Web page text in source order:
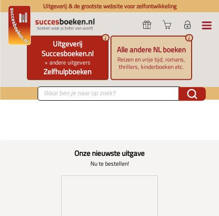
Uitgeverij & de grootste website voor zelfontwikkeling
Uitgeverij
Succesboeken.nl
+ andere uitgevers
Zelfhulpboeken
i
Alle andere NL boeken
Reizen en vrije tijd, romans,
thrillers, kinderboeken etc.
i
Onze nieuwste uitgave
Nu te bestellen!